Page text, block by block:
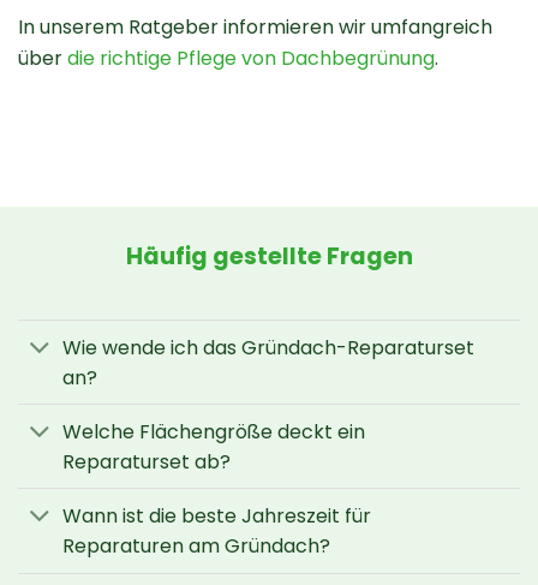
In unserem Ratgeber informieren wir umfangreich
überdie richtige Pflege von Dachbegrünung.
Häufig gestellte Fragen
Wie wende ich das Gründach-Reparaturset
an?
Welche Flächengröße deckt ein
Reparaturset ab?
Wann ist die beste Jahreszeit für
Reparaturen am Gründach?